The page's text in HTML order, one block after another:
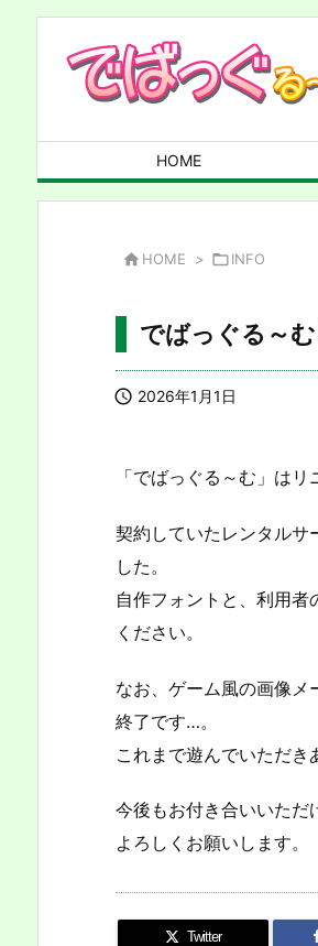
HOME
 HOME > INFO
でばっぐる～
 2026年1月1日
「でばっぐる～む」はリ
契約していたレンタルサ
した。
自作フォントと、利用
ください。
なお、ゲーム風の画像
終了です…。
これまで遊んでいただき
今後もお付き合いいただ
よろしくお願いします。
Twitter